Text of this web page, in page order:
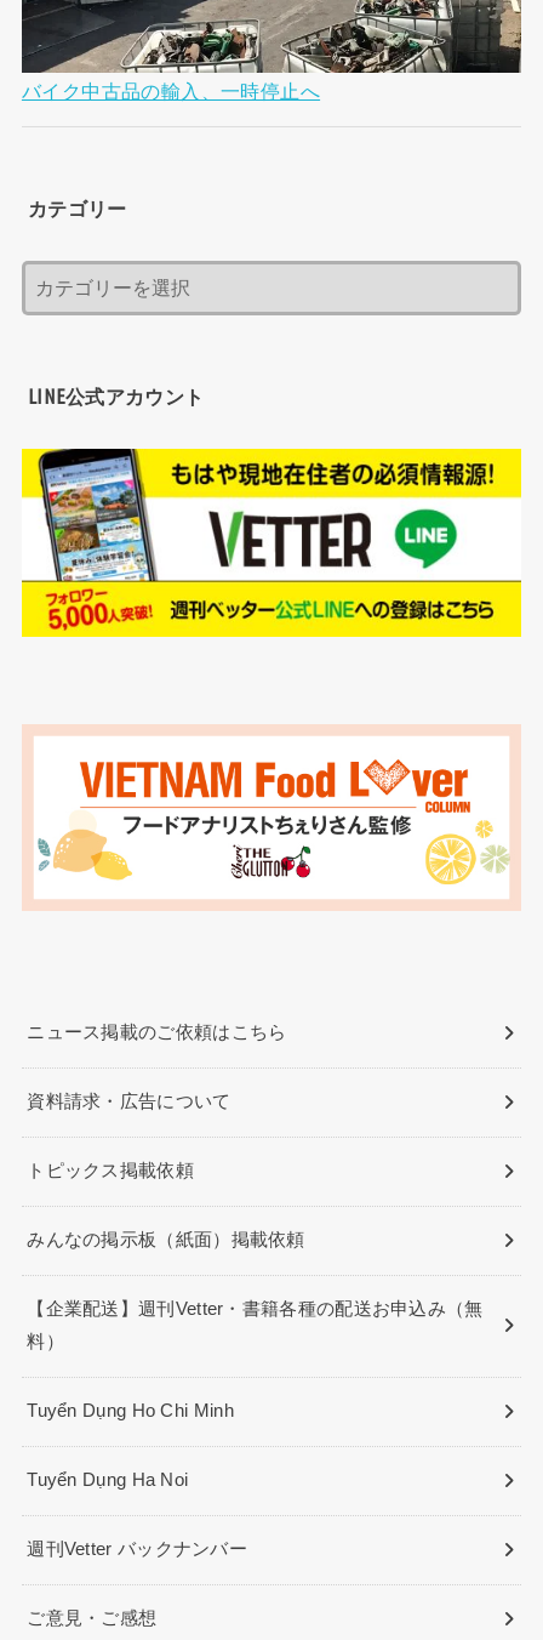
バイク中古品の輸入、一時停止へ
カテゴリー
LINE公式アカウント
ニュース掲載のご依頼はこちら
資料請求・広告について
トピックス掲載依頼
みんなの掲示板（紙面）掲載依頼
【企業配送】週刊Vetter・書籍各種の配送お申込み（無
料）
Tuyển Dụng Ho Chi Minh
Tuyển Dụng Ha Noi
週刊Vetter バックナンバー
ご意見・ご感想